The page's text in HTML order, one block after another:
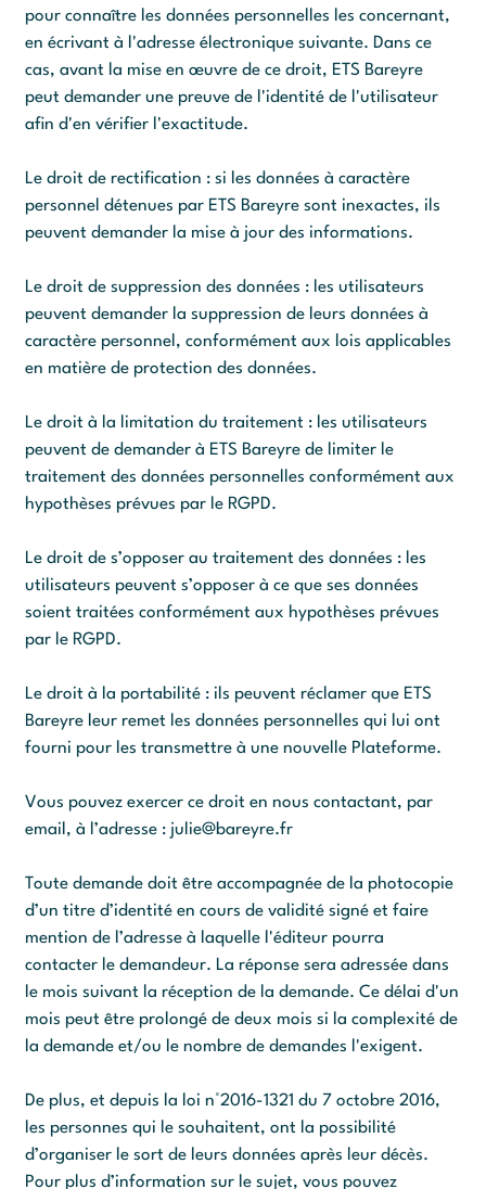
pour connaître les données personnelles les concernant,
en écrivant à l'adresse électronique suivante. Dans ce
cas, avant la mise en œuvre de ce droit, ETS Bareyre
peut demander une preuve de l'identité de l'utilisateur
afin d'en vérifier l'exactitude.
Le droit de rectification : si les données à caractère
personnel détenues par ETS Bareyre sont inexactes, ils
peuvent demander la mise à jour des informations.
Le droit de suppression des données : les utilisateurs
peuvent demander la suppression de leurs données à
caractère personnel, conformément aux lois applicables
en matière de protection des données.
Le droit à la limitation du traitement : les utilisateurs
peuvent de demander à ETS Bareyre de limiter le
traitement des données personnelles conformément aux
hypothèses prévues par le RGPD.
Le droit de s’opposer au traitement des données : les
utilisateurs peuvent s’opposer à ce que ses données
soient traitées conformément aux hypothèses prévues
par le RGPD.
Le droit à la portabilité : ils peuvent réclamer que ETS
Bareyre leur remet les données personnelles qui lui ont
fourni pour les transmettre à une nouvelle Plateforme.
Vous pouvez exercer ce droit en nous contactant, par
email, à l’adresse : julie@bareyre.fr
Toute demande doit être accompagnée de la photocopie
d’un titre d’identité en cours de validité signé et faire
mention de l’adresse à laquelle l'éditeur pourra
contacter le demandeur. La réponse sera adressée dans
le mois suivant la réception de la demande. Ce délai d'un
mois peut être prolongé de deux mois si la complexité de
la demande et/ou le nombre de demandes l'exigent.
De plus, et depuis la loi n°2016-1321 du 7 octobre 2016,
les personnes qui le souhaitent, ont la possibilité
d’organiser le sort de leurs données après leur décès.
Pour plus d’information sur le sujet, vous pouvez